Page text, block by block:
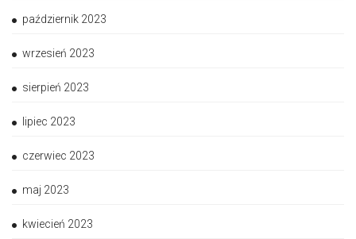
październik 2023
wrzesień 2023
sierpień 2023
lipiec 2023
czerwiec 2023
maj 2023
kwiecień 2023